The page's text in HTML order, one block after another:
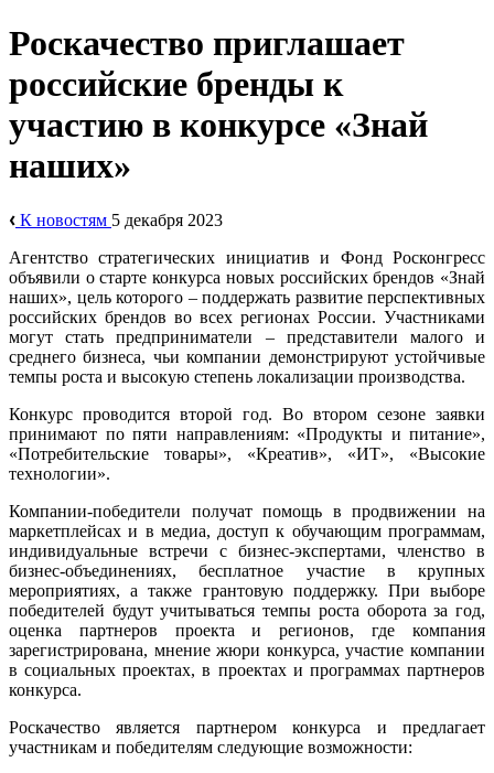
Роскачество приглашает
российские бренды к
участию в конкурсе «Знай
наших»
К новостям 5 декабря 2023
Агентство стратегических инициатив и Фонд Росконгресс
объявили о старте конкурса новых российских брендов «Знай
наших», цель которого – поддержать развитие перспективных
российских брендов во всех регионах России. Участниками
могут стать предприниматели – представители малого и
среднего бизнеса, чьи компании демонстрируют устойчивые
темпы роста и высокую степень локализации производства.
Конкурс проводится второй год. Во втором сезоне заявки
принимают по пяти направлениям: «Продукты и питание»,
«Потребительские товары», «Креатив», «ИТ», «Высокие
технологии».
Компании-победители получат помощь в продвижении на
маркетплейсах и в медиа, доступ к обучающим программам,
индивидуальные встречи с бизнес-экспертами, членство в
бизнес-объединениях, бесплатное участие в крупных
мероприятиях, а также грантовую поддержку. При выборе
победителей будут учитываться темпы роста оборота за год,
оценка партнеров проекта и регионов, где компания
зарегистрирована, мнение жюри конкурса, участие компании
в социальных проектах, в проектах и программах партнеров
конкурса.
Роскачество является партнером конкурса и предлагает
участникам и победителям следующие возможности: